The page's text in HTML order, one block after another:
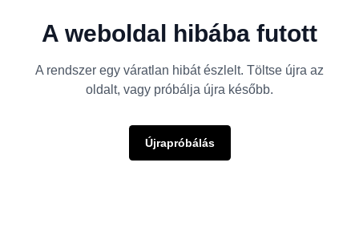
A weboldal hibába futott
A rendszer egy váratlan hibát észlelt. Töltse újra az
oldalt, vagy próbálja újra később.
Újrapróbálás